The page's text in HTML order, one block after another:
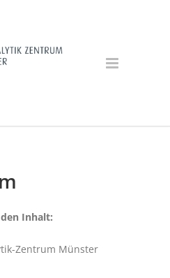
Inhalt:
Zentrum Münster